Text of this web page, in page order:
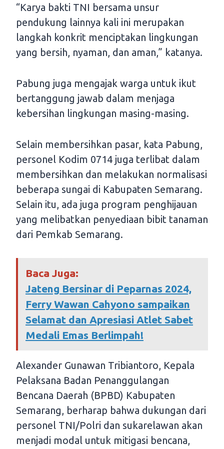
“Karya bakti TNI bersama unsur
pendukung lainnya kali ini merupakan
langkah konkrit menciptakan lingkungan
yang bersih, nyaman, dan aman,” katanya.
Pabung juga mengajak warga untuk ikut
bertanggung jawab dalam menjaga
kebersihan lingkungan masing-masing.
Selain membersihkan pasar, kata Pabung,
personel Kodim 0714 juga terlibat dalam
membersihkan dan melakukan normalisasi
beberapa sungai di Kabupaten Semarang.
Selain itu, ada juga program penghijauan
yang melibatkan penyediaan bibit tanaman
dari Pemkab Semarang.
Baca Juga:
Jateng Bersinar di Peparnas 2024,
Ferry Wawan Cahyono sampaikan
Selamat dan Apresiasi Atlet Sabet
Medali Emas Berlimpah!
Alexander Gunawan Tribiantoro, Kepala
Pelaksana Badan Penanggulangan
Bencana Daerah (BPBD) Kabupaten
Semarang, berharap bahwa dukungan dari
personel TNI/Polri dan sukarelawan akan
menjadi modal untuk mitigasi bencana,